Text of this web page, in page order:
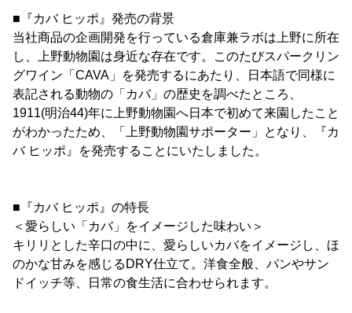
■『カバ ヒッポ』発売の背景
当社商品の企画開発を行っている倉庫兼ラボは上野に所在
し、上野動物園は身近な存在です。このたびスパークリン
グワイン「CAVA」を発売するにあたり、日本語で同様に
表記される動物の「カバ」の歴史を調べたところ、
1911(明治44)年に上野動物園へ日本で初めて来園したこと
がわかったため、「上野動物園サポーター」となり、『カ
バ ヒッポ』を発売することにいたしました。
■『カバ ヒッポ』の特長
＜愛らしい「カバ」をイメージした味わい＞
キリリとした辛口の中に、愛らしいカバをイメージし、ほ
のかな甘みを感じるDRY仕立て。洋食全般、パンやサン
ドイッチ等、日常の食生活に合わせられます。